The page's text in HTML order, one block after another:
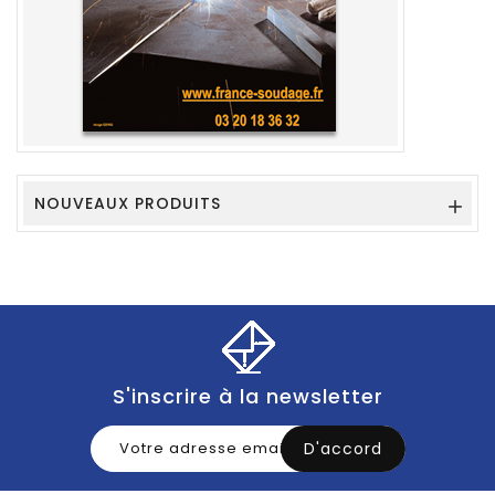
NOUVEAUX PRODUITS 
S'inscrire à la newsletter